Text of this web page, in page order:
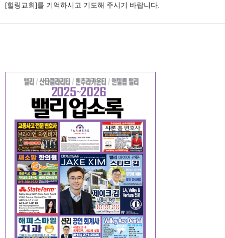
[힐링교회]를 기억하시고 기도해 주시기 바랍니다.